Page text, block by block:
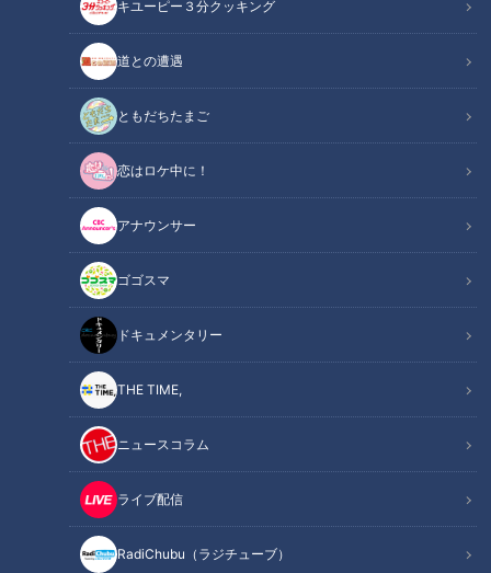
キユーピー３分クッキング
道との遭遇
ともだちたまご
恋はロケ中に！
アナウンサー
ゴゴスマ
ドキュメンタリー
THE TIME,
ニュースコラム
ライブ配信
RadiChubu（ラジチューブ）
CBCテレビ『チャント！』
チャント！
「チャント！」特集
愛知県蒲郡市にある「竹島水族館」。2024年10月にリニュー
アルオープンした際には、多くの人々が訪れ、話題を呼びまし
た。あれから約2ヶ月経った現在も、果たしてその賑わいは続
いているのでしょうか。今回は、おしゃべりメガネこと、若狭
敬一アナウンサーが調査しました。
技を覚えさせる過程が見られる！「もぐもぐショー」を公
カピバラ、オットセイ、カワウソ。現在繁殖に向けて準備
20種類以上の深海生物が新たに登場！ ここでしか見られな
い深海魚も
オススメ関連コンテンツ